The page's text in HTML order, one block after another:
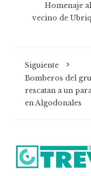
Homenaje
vecino de
Siguiente
Bomberos del
rescatan a un
en Algodonales